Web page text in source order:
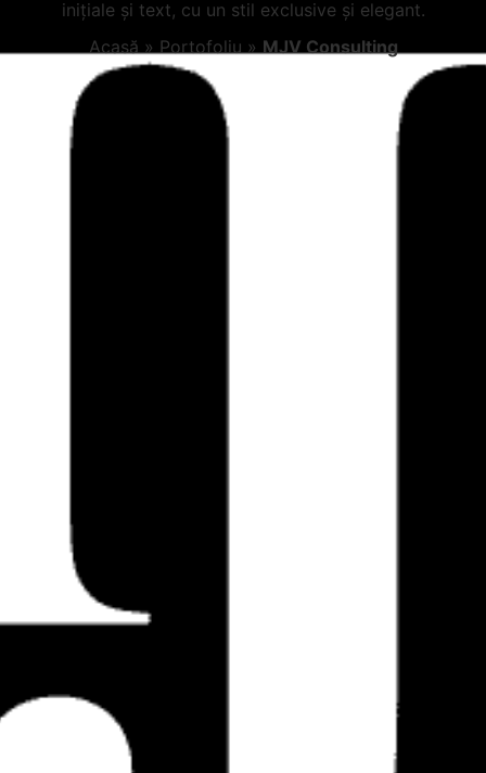
inițiale și text, cu un stil exclusive și elegant.
Acasă»Portofoliu»MJV Consulting